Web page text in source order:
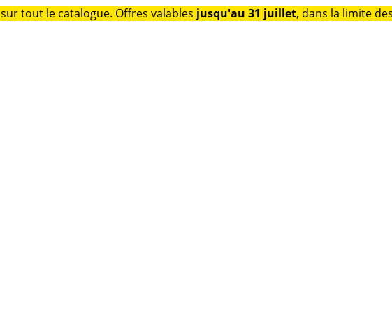
sur tout le catalogue. Offres valables jusqu'au 31 juillet, dans la limite